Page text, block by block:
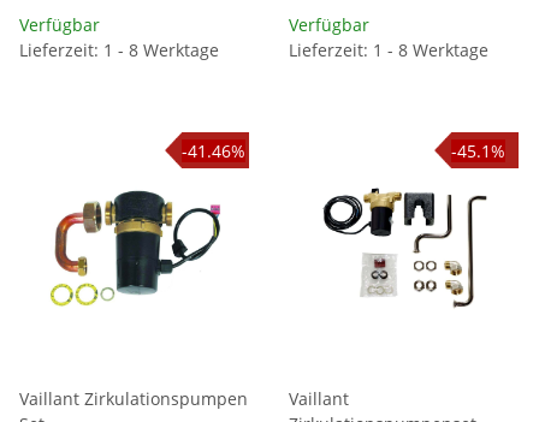
Verfügbar
Lieferzeit: 1 - 8 Werktage
Verfügbar
Lieferzeit: 1 - 8 Werktage
-41.46%
Vaillant Zirkulationspumpen
-45.1%
Vaillant